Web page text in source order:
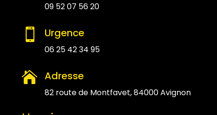
09 52 07 56 20
 Urgence
06 25 42 34 95
 Adresse
82 route de Montfavet, 84000 Avignon